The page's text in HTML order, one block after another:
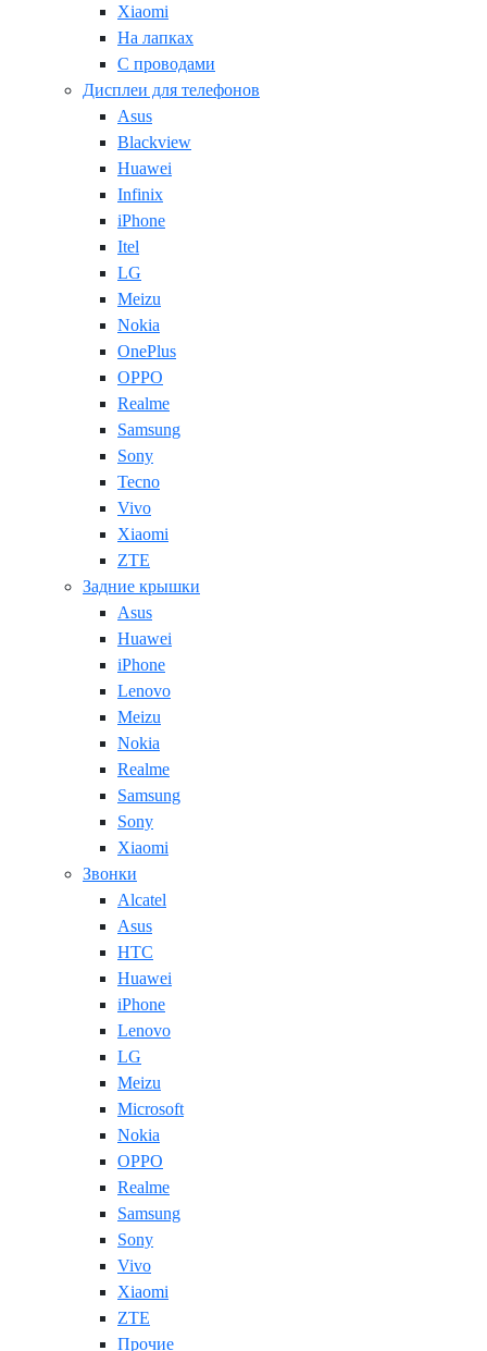
Xiaomi
На лапках
С проводами
Дисплеи для телефонов
Asus
Blackview
Huawei
Infinix
iPhone
Itel
LG
Meizu
Nokia
OnePlus
OPPO
Realme
Samsung
Sony
Tecno
Vivo
Xiaomi
ZTE
Задние крышки
Asus
Huawei
iPhone
Lenovo
Meizu
Nokia
Realme
Samsung
Sony
Xiaomi
Звонки
Alcatel
Asus
HTC
Huawei
iPhone
Lenovo
LG
Meizu
Microsoft
Nokia
OPPO
Realme
Samsung
Sony
Vivo
Xiaomi
ZTE
Прочие